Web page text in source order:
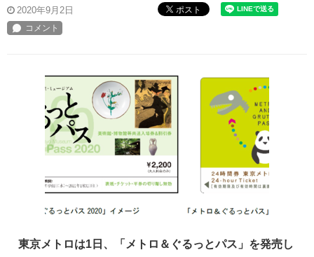
2020年9月2日 ポスト
東京メトロは1日、「メトロ＆ぐるっとパス」を発売し